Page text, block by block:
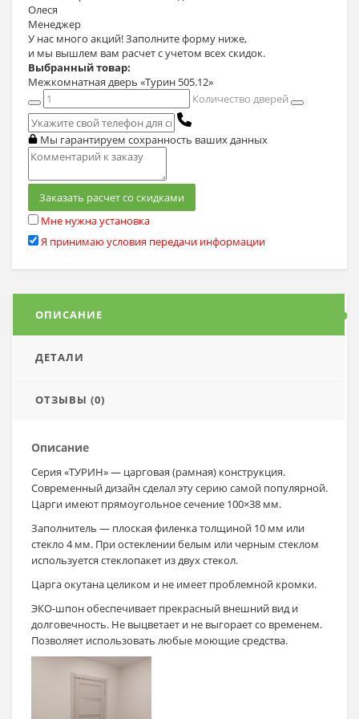
Олеся
Менеджер
У нас много акций! Заполните форму ниже,
и мы вышлем вам расчет с учетом всех скидок.
Выбранный товар:
Межкомнатная дверь «Турин 505.12»
Количество дверей
Мы гарантируем сохранность ваших данных
Заказать расчет со скидками
Мне нужна установка
Я принимаю условия передачи информации
ОПИСАНИЕ
ДЕТАЛИ
ОТЗЫВЫ (0)
Описание
Серия «ТУРИН» — царговая (рамная) конструкция.
Современный дизайн сделал эту серию самой популярной.
Царги имеют прямоугольное сечение 100×38 мм.
Заполнитель — плоская филенка толщиной 10 мм или
стекло 4 мм. При остеклении белым или черным стеклом
используется стеклопакет из двух стекол.
Царга окутана целиком и не имеет проблемной кромки.
ЭКО-шпон обеспечивает прекрасный внешний вид и
долговечность. Не выцветает и не выгорает со временем.
Позволяет использовать любые моющие средства.